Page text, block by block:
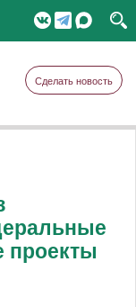
Сделать новость
проекты